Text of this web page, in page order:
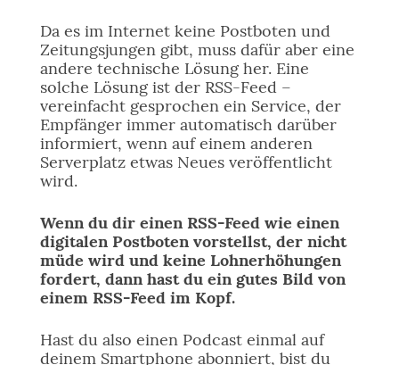
Da es im Internet keine Postboten und
Zeitungsjungen gibt, muss dafür aber eine
andere technische Lösung her. Eine
solche Lösung ist der RSS-Feed –
vereinfacht gesprochen ein Service, der
Empfänger immer automatisch darüber
informiert, wenn auf einem anderen
Serverplatz etwas Neues veröffentlicht
wird.
Wenn du dir einen RSS-Feed wie einen
digitalen Postboten vorstellst, der nicht
müde wird und keine Lohnerhöhungen
fordert, dann hast du ein gutes Bild von
einem RSS-Feed im Kopf.
Hast du also einen Podcast einmal auf
deinem Smartphone abonniert, bist du